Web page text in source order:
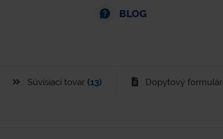
BLOG
Súvisiaci tovar (13) Dopytový formulár